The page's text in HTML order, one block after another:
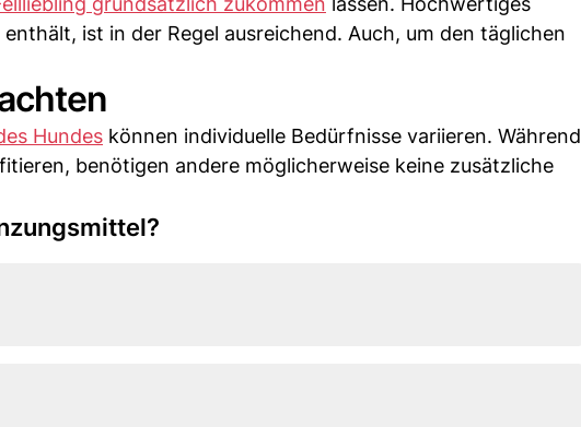
ist in der Regel ausreichend. Auch, um den täglichen
Hundes können individuelle Bedürfnisse variieren. Während
benötigen andere möglicherweise keine zusätzliche